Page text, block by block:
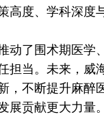
高度、学科深度
了围术期医学
担当。未来，威
，不断提升麻醉
展贡献更大力量